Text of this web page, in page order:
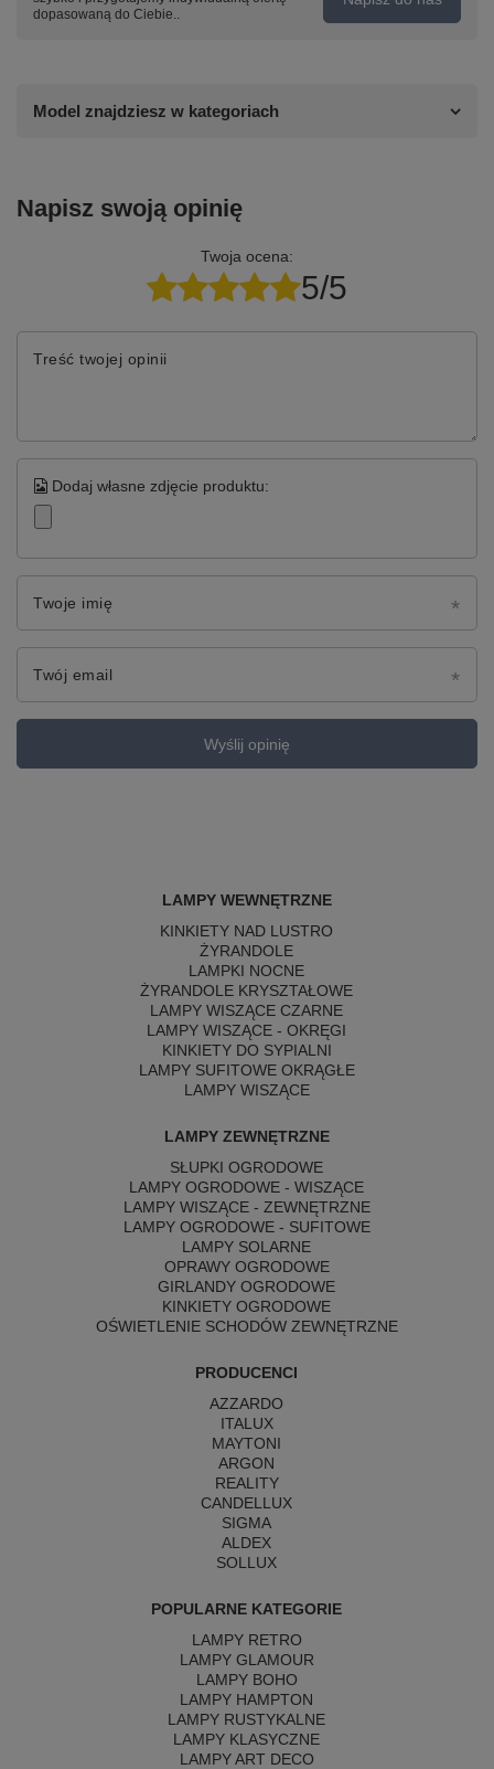
dopasowaną do Ciebie..
Model znajdziesz w kategoriach
Napisz swoją opinię
Twoja ocena:
5/5
Treść twojej opinii
Dodaj własne zdjęcie produktu:
Twoje imię
Twój email
Wyślij opinię
LAMPY WEWNĘTRZNE
KINKIETY NAD LUSTRO
ŻYRANDOLE
LAMPKI NOCNE
ŻYRANDOLE KRYSZTAŁOWE
LAMPY WISZĄCE CZARNE
LAMPY WISZĄCE - OKRĘGI
KINKIETY DO SYPIALNI
LAMPY SUFITOWE OKRĄGŁE
LAMPY WISZĄCE
LAMPY ZEWNĘTRZNE
SŁUPKI OGRODOWE
LAMPY OGRODOWE - WISZĄCE
LAMPY WISZĄCE - ZEWNĘTRZNE
LAMPY OGRODOWE - SUFITOWE
LAMPY SOLARNE
OPRAWY OGRODOWE
GIRLANDY OGRODOWE
KINKIETY OGRODOWE
OŚWIETLENIE SCHODÓW ZEWNĘTRZNE
PRODUCENCI
AZZARDO
ITALUX
MAYTONI
ARGON
REALITY
CANDELLUX
SIGMA
ALDEX
SOLLUX
POPULARNE KATEGORIE
LAMPY RETRO
LAMPY GLAMOUR
LAMPY BOHO
LAMPY HAMPTON
LAMPY RUSTYKALNE
LAMPY KLASYCZNE
LAMPY ART DECO